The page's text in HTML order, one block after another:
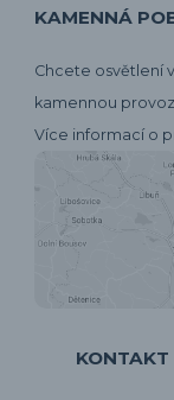
KAMENNÁ
Chcete osvětlení
kamennou
Více informací o
KONTAKT